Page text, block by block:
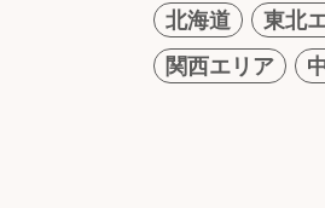
北海道 東北
関西エリア